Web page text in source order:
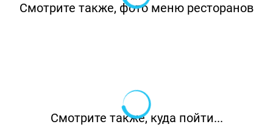
Смотрите также, фото меню ресторанов
Смотрите также, куда пойти...